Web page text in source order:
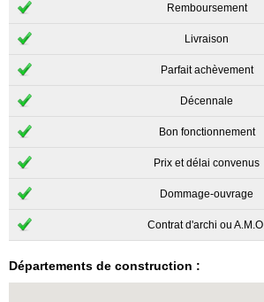
Remboursement
Livraison
Parfait achèvement
Décennale
Bon fonctionnement
Prix et délai convenus
Dommage-ouvrage
Contrat d'archi ou A.M.O.
Départements de construction :